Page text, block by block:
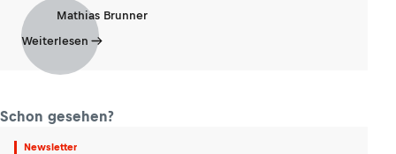
Mathias Brunner
Weiterlesen
Schon gesehen?
Newsletter